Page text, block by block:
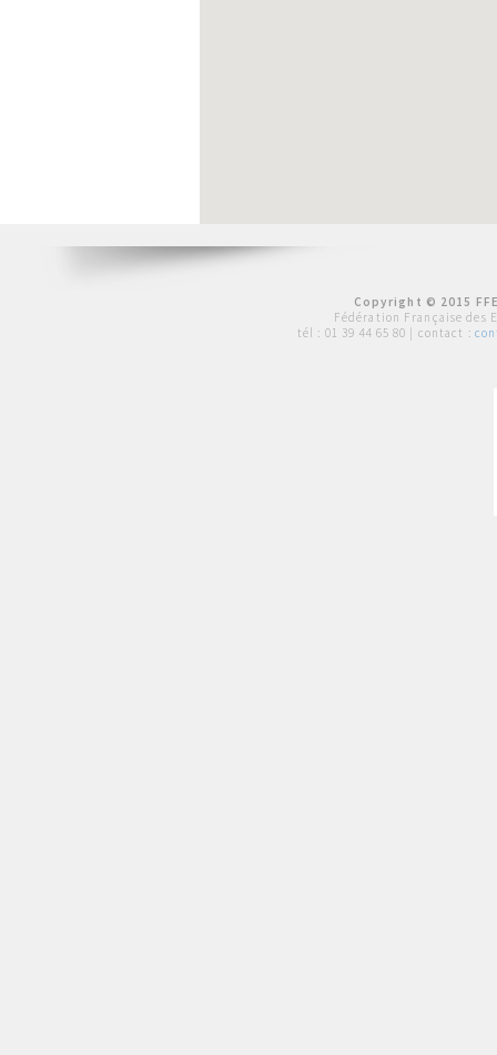
Copyright © 2015
Fédération Française des
tél : 01 39 44 65 80 | contact :